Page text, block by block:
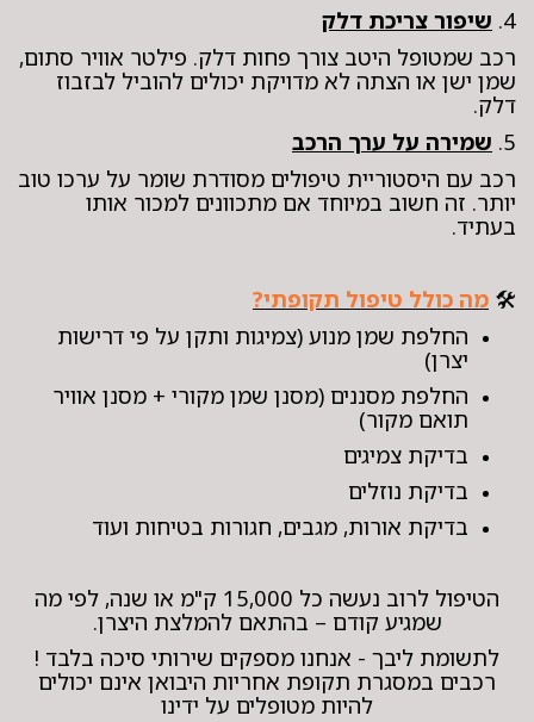
4. שיפור צריכת דלק
רכב שמטופל היטב צורך פחות דלק. פילטר אוויר סתום,
שמן ישן או הצתה לא מדויקת יכולים להוביל לבזבוז
דלק.
5. שמירה על ערך הרכב
רכב עם היסטוריית טיפולים מסודרת שומר על ערכו טוב
יותר. זה חשוב במיוחד אם מתכוונים למכור אותו
בעתיד.
🛠️ מה כולל טיפול תקופתי?
החלפת שמן מנוע (צמיגות ותקן על פי דרישות
יצרן)
החלפת מסננים (מסנן שמן מקורי + מסנן אוויר
תואם מקור)
בדיקת צמיגים
בדיקת נוזלים
בדיקת אורות, מגבים, חגורות בטיחות ועוד
הטיפול לרוב נעשה כל 15,000 ק"מ או שנה, לפי מה
שמגיע קודם – בהתאם להמלצת היצרן.
לתשומת ליבך - אנחנו מספקים שירותי סיכה בלבד !
רכבים במסגרת תקופת אחריות היבואן אינם יכולים
להיות מטופלים על ידינו